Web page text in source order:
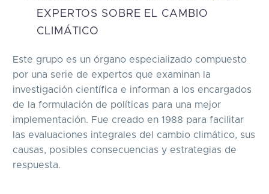
EXPERTOS SOBRE EL CAMBIO
CLIMÁTICO
Este grupo es un órgano especializado compuesto
por una serie de expertos que examinan la
investigación científica e informan a los encargados
de la formulación de políticas para una mejor
implementación. Fue creado en 1988 para facilitar
las evaluaciones integrales del cambio climático, sus
causas, posibles consecuencias y estrategias de
respuesta.